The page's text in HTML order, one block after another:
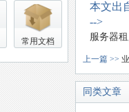
常用文档
本文出
-->
服务器
上一篇 >>
同类文章